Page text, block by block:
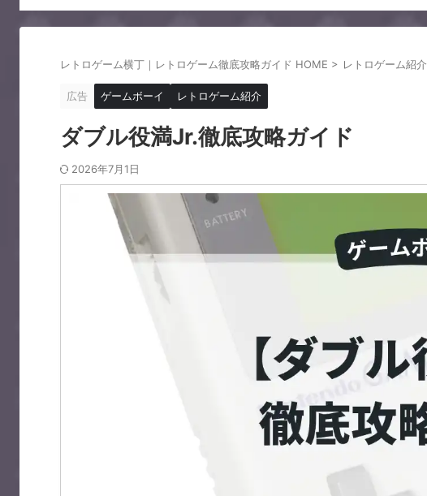
レトロゲーム横丁｜レトロゲーム徹底攻略ガイド HOME > レトロゲーム紹介
広告 ゲームボーイ レトロゲーム紹介
ダブル役満Jr.徹底攻略ガイド
2026年7月1日